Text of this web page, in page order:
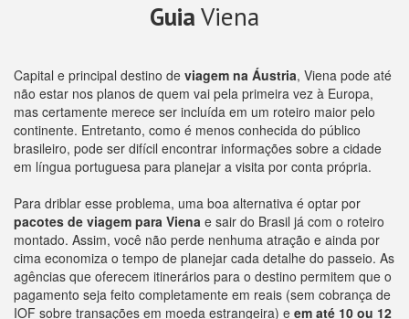
Guia Viena
Capital e principal destino de viagem na Áustria, Viena pode até
não estar nos planos de quem vai pela primeira vez à Europa,
mas certamente merece ser incluída em um roteiro maior pelo
continente. Entretanto, como é menos conhecida do público
brasileiro, pode ser difícil encontrar informações sobre a cidade
em língua portuguesa para planejar a visita por conta própria.
Para driblar esse problema, uma boa alternativa é optar por
pacotes de viagem para Viena e sair do Brasil já com o roteiro
montado. Assim, você não perde nenhuma atração e ainda por
cima economiza o tempo de planejar cada detalhe do passeio. As
agências que oferecem itinerários para o destino permitem que o
pagamento seja feito completamente em reais (sem cobrança de
IOF sobre transações em moeda estrangeira) e em até 10 ou 12